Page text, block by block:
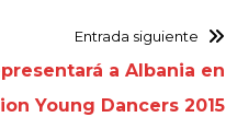
Entrada siguiente
a Albania en
Young Dancers 2015